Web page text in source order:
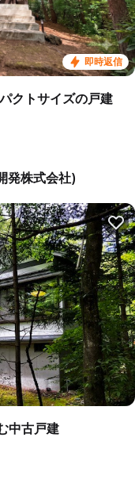
即時返信
クトサイズの戸建
発株式会社)
中古戸建